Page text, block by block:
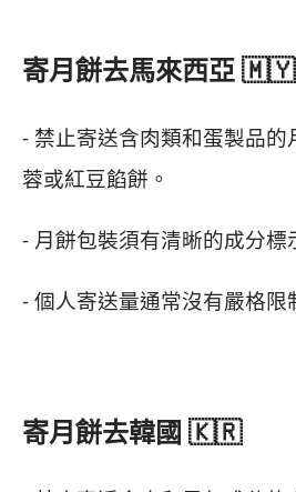
寄月餅去馬來西亞 🇲🇾
- 禁止寄送含肉類和蛋製品的
蓉或紅豆餡餅。
- 月餅包裝須有清晰的成分標
- 個人寄送量通常沒有嚴格限
寄月餅去韓國 🇰🇷